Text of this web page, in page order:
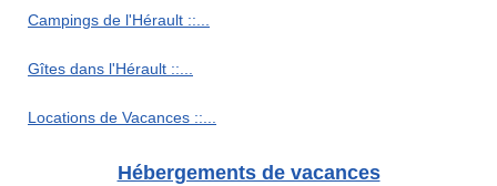
Campings de l'Hérault ::...
Gîtes dans l'Hérault ::...
Locations de Vacances ::...
Hébergements de vacances